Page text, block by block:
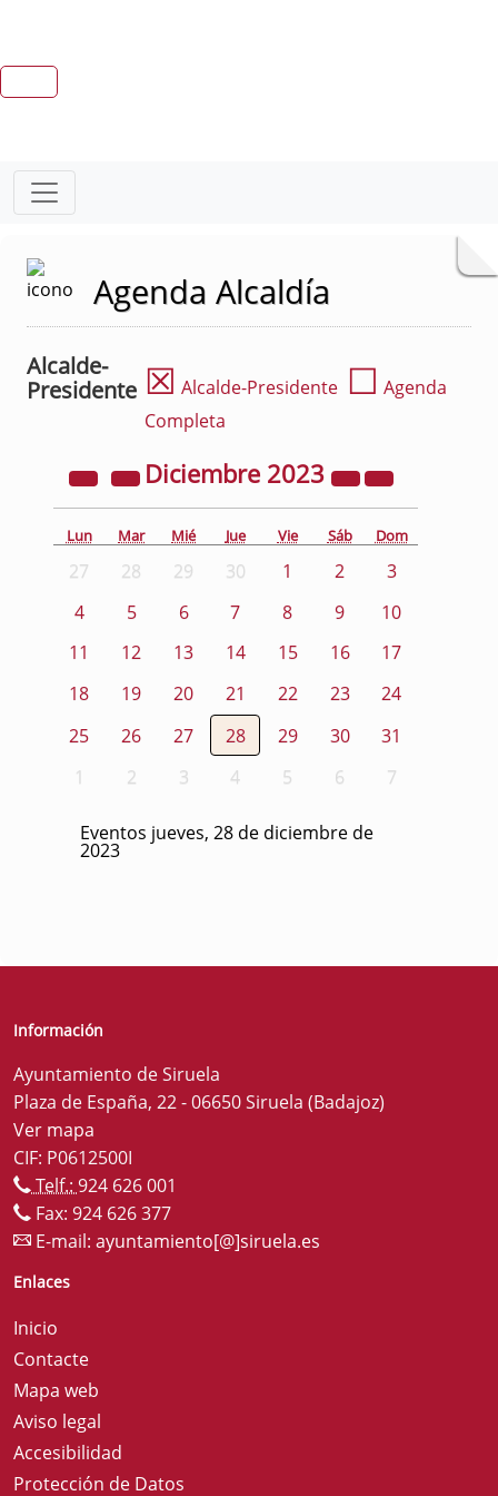
Agenda Alcaldía
Alcalde-
Presidente ☒ Alcalde-Presidente ☐ Agenda
Completa
Diciembre 2023
Lun Mar Mié Jue Vie Sáb Dom
27 28 29 30 1 2
3
4
5 6 7 8 9
10
11
12 13 14 15 16
17
18
19 20 21 22 23
24
25
26 27 28 29 30
31
1
2 3 4 5 6 7
Eventos jueves, 28 de diciembre de
2023
Información
Ayuntamiento de Siruela
Plaza de España, 22 - 06650 Siruela (Badajoz)
Ver mapa
CIF: P0612500I
Telf.: 924 626 001
Fax: 924 626 377
E-mail: ayuntamiento[@]siruela.es
Enlaces
Inicio
Contacte
Mapa web
Aviso legal
Accesibilidad
Protección de Datos